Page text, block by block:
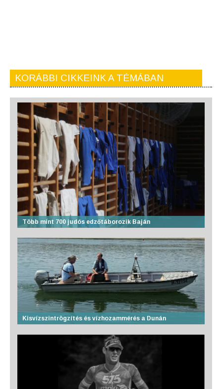
KORÁBBI CIKKEINK A TÉMÁBAN
Több mint 700 judós edzőtáborozik Baján
Kisvízszintrögzítés és vízhozammérés a Dunán